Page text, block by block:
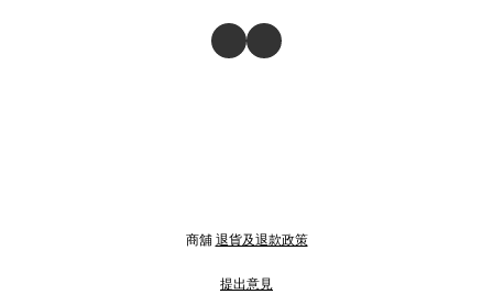
商舖退貨及退款政策
提出意見